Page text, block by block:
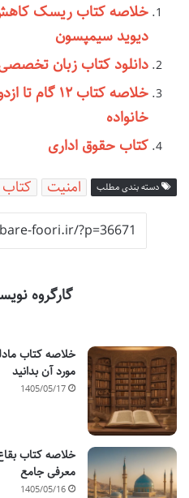
خلاصه کتاب ریسک کاهش
دیوید سیمپسون
دانلود کتاب زبان
خلاصه کتاب
خانواده
کتاب حقوق اداری
دسته بندی مطلب امنیت کتاب
گارگروه
خلاصه کتاب
مورد آن بدانید
1405/05/17
خلاصه کتاب
معرفی جامع
1405/05/16